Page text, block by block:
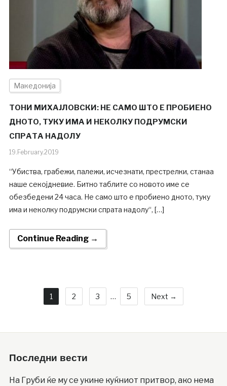
Македонија
ТОНИ МИХАЈЛОВСКИ: НЕ САМО ШТО Е ПРОБИЕНО
ДНОТО, ТУКУ ИМА И НЕКОЛКУ ПОДРУМСКИ
СПРАТА НАДОЛУ
19.February.2019
“Убиства, грабежи, палежи, исчезнати, престрелки, станаа
наше секојдневие. Битно таблите со новото име се
обезбедени 24 часа. Не само што е пробиено дното, туку
има и неколку подрумски спрата надолу“, […]
Continue Reading →
1 2 3 … 5 Next →
Последни вести
На Груби ќе му се укине куќниот притвор, ако нема